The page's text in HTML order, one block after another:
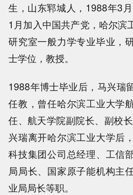
生，山东郓城人，1988年3
1月加入中国共产党，哈尔滨
研究室一般力学专业毕业，
士学位，教授。
1988年博士毕业后，马兴瑞
任教，曾任哈尔滨工业大学
任、航天学院副院长、副校
兴瑞离开哈尔滨工业大学后
科技集团公司总经理、工信
局局长、国家原子能机构主
业局局长等职。